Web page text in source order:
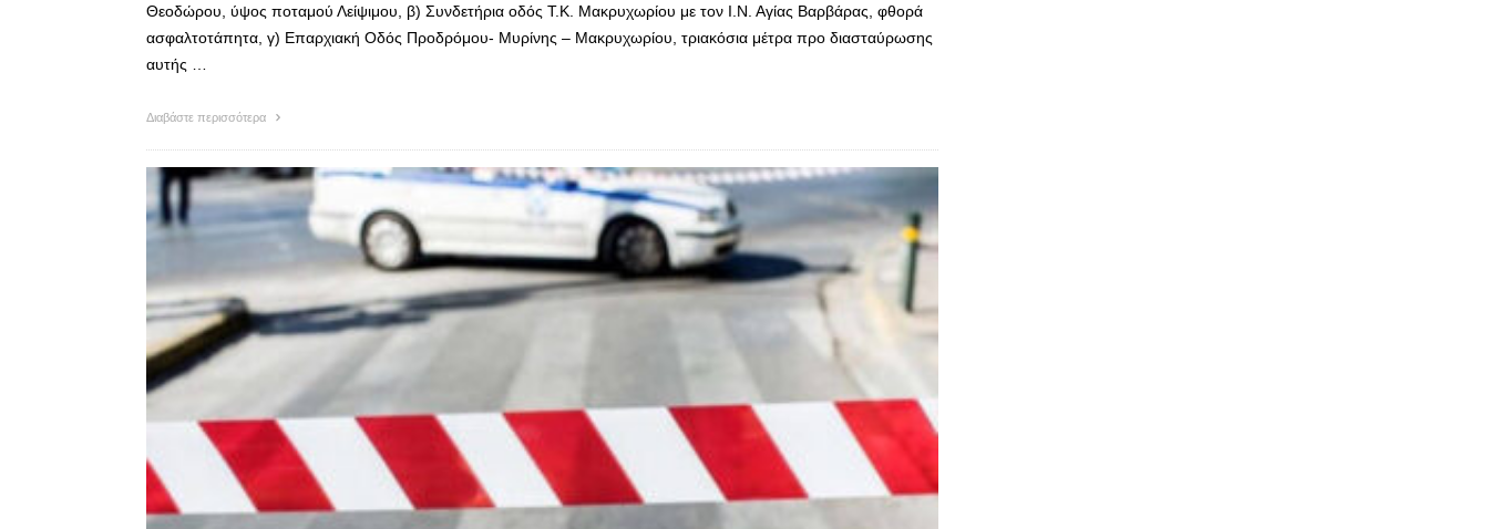
Θεοδώρου, ύψος ποταμού Λείψιμου, β) Συνδετήρια οδός Τ.Κ. Μακρυχωρίου με τον Ι.Ν. Αγίας Βαρβάρας, φθορά
ασφαλτοτάπητα, γ) Επαρχιακή Οδός Προδρόμου- Μυρίνης – Μακρυχωρίου, τριακόσια μέτρα προ διασταύρωσης
αυτής …
Διαβάστε περισσότερα